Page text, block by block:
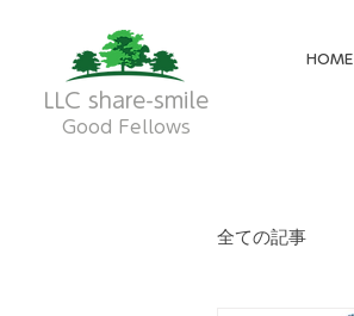
LLC share-smile
Good Fellows
HOME
全ての記事